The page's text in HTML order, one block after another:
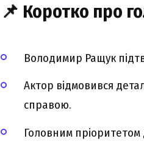
📌 Коротко про
Володимир Ращук
Актор відмовився
справою.
Головним